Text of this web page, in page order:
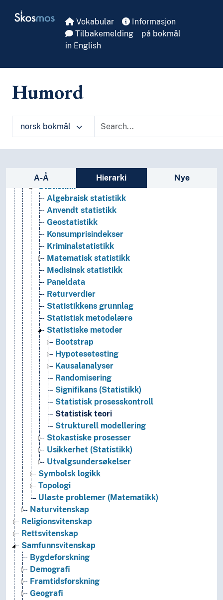
Skosmos Vokabular
Informasjon
Tilbakemelding
på bokmål
in English
Humord
norsk bokmål
Sidefelt: navigér i vokabularet
A-Å Hierarki Nye
Etnomatematikk
Geometri
Gresk matematikk
Kombinatorikk
Matematikkhistorie
Matematiske modeller
Matematiske prinsipper
Matematiske problemer
Numerisk analyse
Sannsynlighetsregning
Statistikk
Algebraisk statistikk
Anvendt statistikk
Geostatistikk
Konsumprisindekser
Kriminalstatistikk
Matematisk statistikk
Medisinsk statistikk
Paneldata
Returverdier
Statistikkens grunnlag
Statistisk metodelære
Statistiske metoder
Bootstrap
Hypotesetesting
Kausalanalyser
Randomisering
Signifikans (Statistikk)
Statistisk prosesskontroll
Statistisk teori
Strukturell modellering
Stokastiske prosesser
Usikkerhet (Statistikk)
Utvalgsundersøkelser
Symbolsk logikk
Topologi
Uløste problemer (Matematikk)
Naturvitenskap
Religionsvitenskap
Rettsvitenskap
Samfunnsvitenskap
Bygdeforskning
Demografi
Framtidsforskning
Geografi